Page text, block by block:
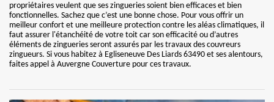
propriétaires veulent que ses zingueries soient bien efficaces et bien
fonctionnelles. Sachez que c’est une bonne chose. Pour vous offrir un
meilleur confort et une meilleure protection contre les aléas climatiques, il
faut assurer l'étanchéité de votre toit car son efficacité ou d’autres
éléments de zingueries seront assurés par les travaux des couvreurs
zingueurs. Si vous habitez à Egliseneuve Des Liards 63490 et ses alentours,
faites appel à Auvergne Couverture pour ces travaux.